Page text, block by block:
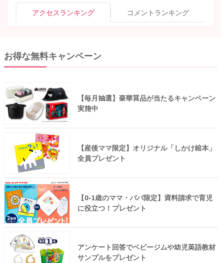
アクセスランキング コメントランキング
お得な無料キャンペーン
【毎月抽選】豪華賞品が当たるキャンペーン
実施中
【産後ママ限定】オリジナル「しかけ絵本」
全員プレゼント
【0-1歳のママ・パパ限定】資料請求で育児
に役立つ！プレゼント
アンケート回答でベビージムや幼児英語教材
サンプルをプレゼント